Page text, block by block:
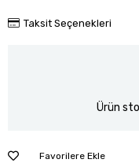
Taksit Seçenekleri
Ürün
Favorilere Ekle